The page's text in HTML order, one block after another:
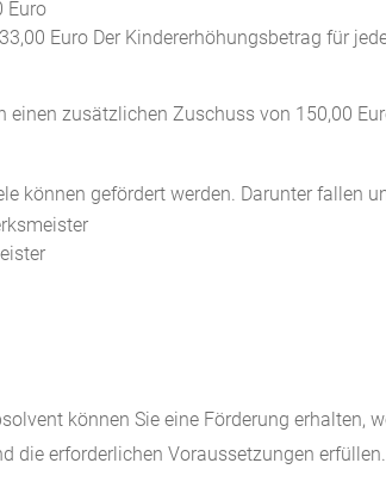
Euro
Euro Der Kindererhöhungsbetrag für
einen zusätzlichen Zuschuss von 150,00
können gefördert werden. Darunter fallen
können Sie eine Förderung erhalten,
die erforderlichen Voraussetzungen